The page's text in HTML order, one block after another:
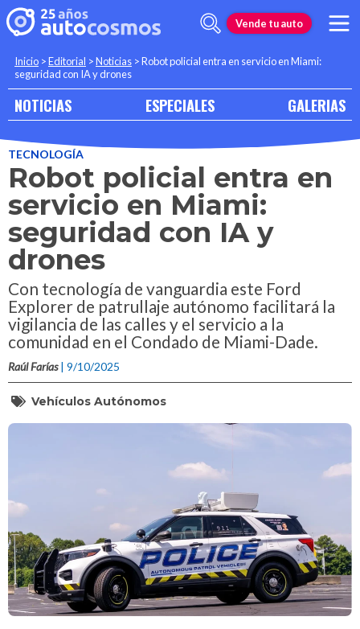
Vende tu auto
Inicio >Editorial >Noticias >Robot policial entra en servicio en Miami:
seguridad con IA y drones
NOTICIAS ESPECIALES GALERIAS
TECNOLOGÍA
Robot policial entra en
servicio en Miami:
seguridad con IA y
drones
Con tecnología de vanguardia este Ford
Explorer de patrullaje autónomo facilitará la
vigilancia de las calles y el servicio a la
comunidad en el Condado de Miami-Dade.
Raúl Farías | 9/10/2025
Vehículos Autónomos